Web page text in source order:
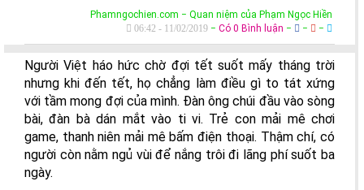
Phamngochien.com − Quan niệm của Phạm Ngọc Hiền
06:42 - 11/02/2019 − Có 0 Bình luận − − −
Người Việt háo hức chờ đợi tết suốt mấy tháng trời
nhưng khi đến tết, họ chẳng làm điều gì to tát xứng
với tầm mong đợi của mình. Đàn ông chúi đầu vào sòng
bài, đàn bà dán mắt vào ti vi. Trẻ con mải mê chơi
game, thanh niên mải mê bấm điện thoại. Thậm chí, có
người còn nằm ngủ vùi để nắng trôi đi lãng phí suốt ba
ngày.